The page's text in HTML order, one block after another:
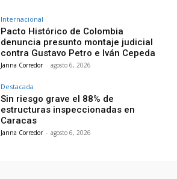
Internacional
Pacto Histórico de Colombia
denuncia presunto montaje judicial
contra Gustavo Petro e Iván Cepeda
Janna Corredor - agosto 6, 2026
Destacada
Sin riesgo grave el 88% de
estructuras inspeccionadas en
Caracas
Janna Corredor - agosto 6, 2026